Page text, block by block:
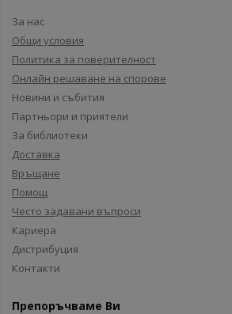
За нас
Общи условия
Политика за поверителност
Онлайн решаване на спорове
Новини и събития
Партньори и приятели
За библиотеки
Доставка
Връщане
Помощ
Често задавани въпроси
Кариера
Дистрибуция
Контакти
Препоръчваме Ви